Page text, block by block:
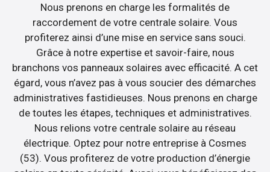
Nous prenons en charge les formalités de
raccordement de votre centrale solaire. Vous
profiterez ainsi d’une mise en service sans souci.
Grâce à notre expertise et savoir-faire, nous
branchons vos panneaux solaires avec efficacité. A cet
égard, vous n’avez pas à vous soucier des démarches
administratives fastidieuses. Nous prenons en charge
de toutes les étapes, techniques et administratives.
Nous relions votre centrale solaire au réseau
électrique. Optez pour notre entreprise à Cosmes
(53). Vous profiterez de votre production d’énergie